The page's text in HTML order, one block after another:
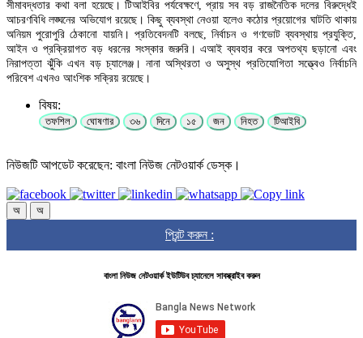
সীমাবদ্ধতার কথা বলা হয়েছে। টিআইবির পর্যবেক্ষণে, প্রায় সব বড় রাজনৈতিক দলের বিরুদ্ধেই
আচরণবিধি লঙ্ঘনের অভিযোগ রয়েছে। কিছু ব্যবস্থা নেওয়া হলেও কঠোর প্রয়োগের ঘাটতি থাকায়
অনিয়ম পুরোপুরি ঠেকানো যায়নি। প্রতিবেদনটি বলছে, নির্বাচন ও গণভোট ব্যবস্থায় প্রযুক্তি,
আইন ও প্রক্রিয়াগত বড় ধরনের সংস্কার জরুরি। এআই ব্যবহার করে অপতথ্য ছড়ানো এবং
নিরাপত্তা ঝুঁকি এখন বড় চ্যালেঞ্জ। নানা অস্থিরতা ও অসুস্থ প্রতিযোগিতা সত্ত্বেও নির্বাচনি
পরিবেশ এখনও আংশিক সক্রিয় রয়েছে।
বিষয়:
তফশিল ঘোষণার ৩৬ দিনে ১৫ জন নিহত টিআইবি
নিউজটি আপডেট করেছেন: বাংলা নিউজ নেটওয়ার্ক ডেস্ক।
অ অ
প্রিন্ট করুন :
বাংলা নিউজ নেটওয়ার্ক ইউটিউব চ্যানেলে সাবস্ক্রাইব করুন